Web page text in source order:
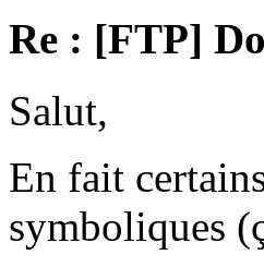
Re : [FTP]
Salut,
En fait
symboliques